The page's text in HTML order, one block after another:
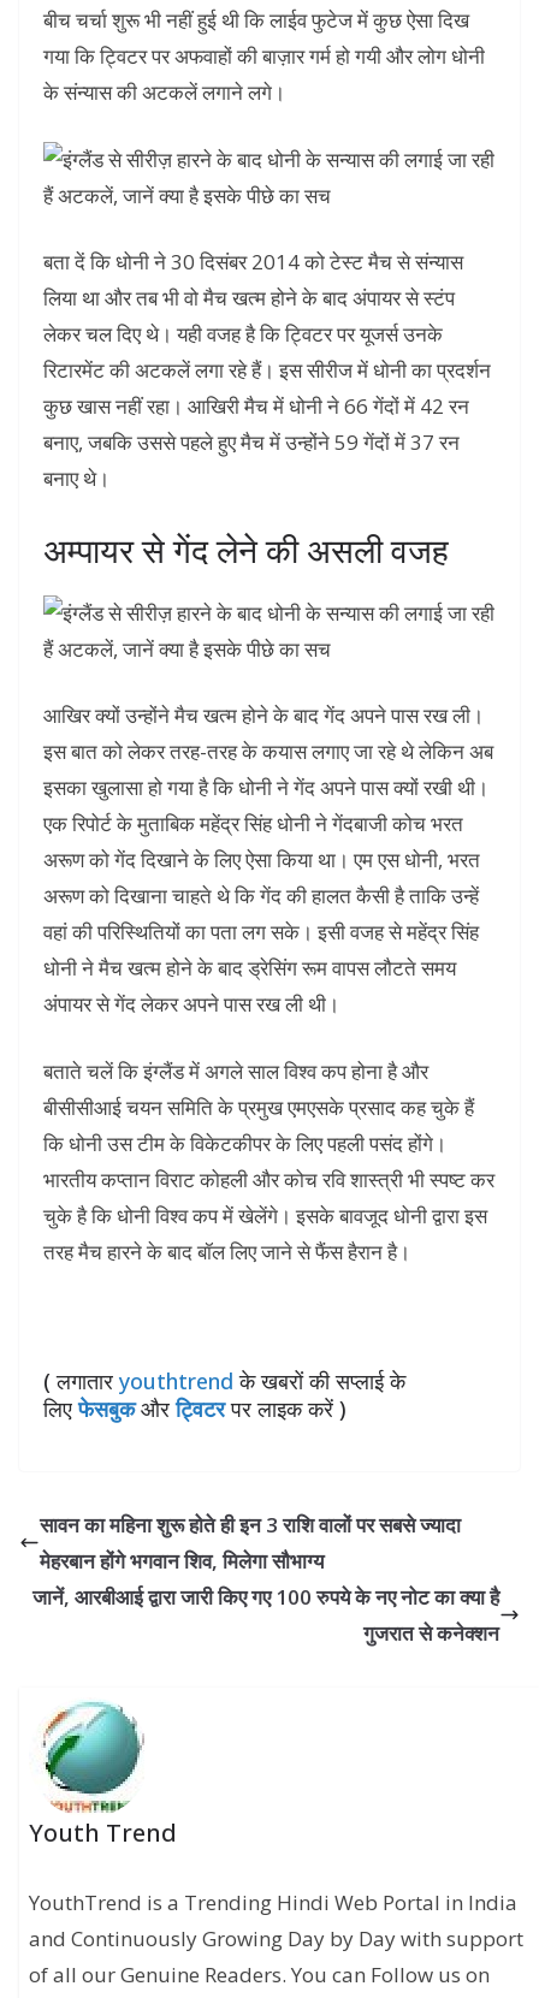
बीच चर्चा शुरू भी नहीं हुई थी कि लाईव फुटेज में कुछ ऐसा दिख
गया कि ट्‍विटर पर अफवाहों की बाज़ार गर्म हो गयी और लोग धोनी
के संन्यास की अटकलें लगाने लगे।
बता दें कि धोनी ने 30 दिसंबर 2014 को टेस्ट मैच से संन्यास
लिया था और तब भी वो मैच खत्म होने के बाद अंपायर से स्टंप
लेकर चल दिए थे। यही वजह है कि ट्विटर पर यूजर्स उनके
रिटारमेंट की अटकलें लगा रहे हैं। इस सीरीज में धोनी का प्रदर्शन
कुछ खास नहीं रहा। आखिरी मैच में धोनी ने 66 गेंदों में 42 रन
बनाए, जबकि उससे पहले हुए मैच में उन्होंने 59 गेंदों में 37 रन
बनाए थे।
अम्पायर से गेंद लेने की असली वजह
आखिर क्यों उन्होंने मैच खत्म होने के बाद गेंद अपने पास रख ली।
इस बात को लेकर तरह-तरह के कयास लगाए जा रहे थे लेकिन अब
इसका खुलासा हो गया है कि धोनी ने गेंद अपने पास क्यों रखी थी।
एक रिपोर्ट के मुताबिक महेंद्र सिंह धोनी ने गेंदबाजी कोच भरत
अरूण को गेंद दिखाने के लिए ऐसा किया था। एम एस धोनी, भरत
अरूण को दिखाना चाहते थे कि गेंद की हालत कैसी है ताकि उन्हें
वहां की परिस्थितियों का पता लग सके। इसी वजह से महेंद्र सिंह
धोनी ने मैच खत्म होने के बाद ड्रेसिंग रूम वापस लौटते समय
अंपायर से गेंद लेकर अपने पास रख ली थी।
बताते चलें कि इंग्लैंड में अगले साल विश्व कप होना है और
बीसीसीआई चयन समिति के प्रमुख एमएसके प्रसाद कह चुके हैं
कि धोनी उस टीम के विकेटकीपर के लिए पहली पसंद होंगे।
भारतीय कप्तान विराट कोहली और कोच रवि शास्त्री भी स्पष्ट कर
चुके है कि धोनी विश्व कप में खेलेंगे। इसके बावजूद धोनी द्वारा इस
तरह मैच हारने के बाद बॉल लिए जाने से फैंस हैरान है।
( लगातार youthtrend के खबरों की सप्लाई के
लिएफेसबुक औरट्विटर पर लाइक करें )
सावन का महिना शुरू होते ही इन 3 राशि वालों पर सबसे ज्यादा
मेहरबान होंगे भगवान शिव, मिलेगा सौभाग्य
जानें, आरबीआई द्वारा जारी किए गए 100 रुपये के नए नोट का क्या है
गुजरात से कनेक्शन
Youth Trend
YouthTrend is a Trending Hindi Web Portal in India
and Continuously Growing Day by Day with support
of all our Genuine Readers. You can Follow us on